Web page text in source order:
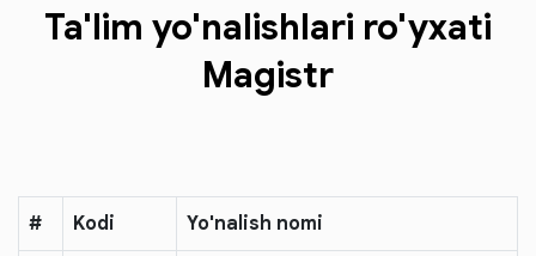
Ta'lim yo'nalishlari ro'yxati
Magistr
# Kodi Yo'nalish nomi